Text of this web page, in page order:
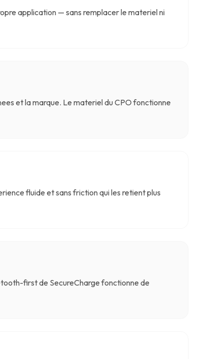
application — sans remplacer le materiel ni
et la marque. Le materiel du CPO fonctionne
fluide et sans friction qui les retient plus
first de SecureCharge fonctionne de